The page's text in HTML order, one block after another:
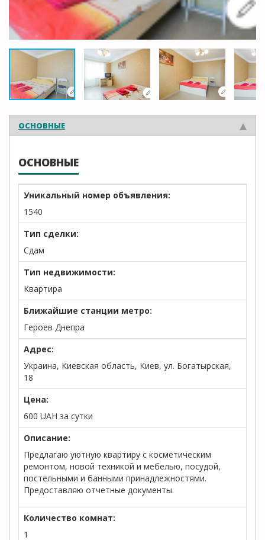
ОСНОВНЫЕ
ОСНОВНЫЕ
Уникальный номер объявления:
1540
Тип сделки:
Сдам
Тип недвижимости:
Квартира
Ближайшие станции метро:
Героев Днепра
Адрес:
Украина, Киевская область, Киев, ул. Богатырская,
18
Цена:
600 UAH за сутки
Описание:
Предлагаю уютную квартиру с косметическим
ремонтом, новой техникой и мебелью, посудой,
постельными и банными принадлежностями.
Предоставляю отчетные документы.
Количество комнат:
1